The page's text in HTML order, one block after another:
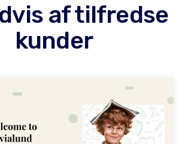
af tilfredse
kunder